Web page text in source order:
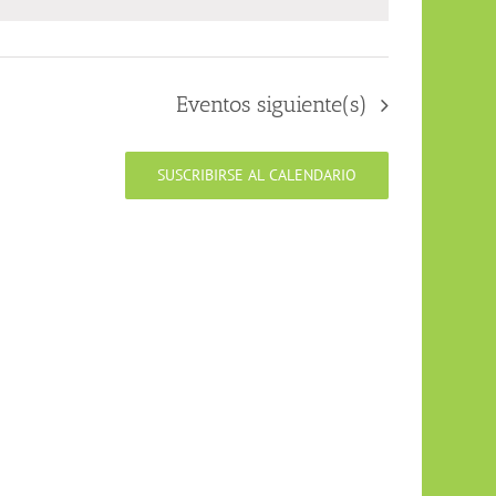
Eventos siguiente(s)
SUSCRIBIRSE AL CALENDARIO